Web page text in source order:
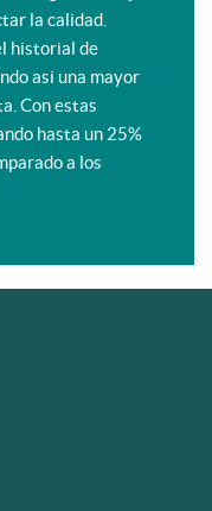
la calidad.
historial de
asi una mayor
Con estas
hasta un 25%
a los